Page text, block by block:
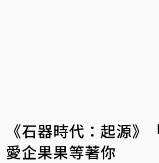
《石器時代：起源》
愛企果果等著你